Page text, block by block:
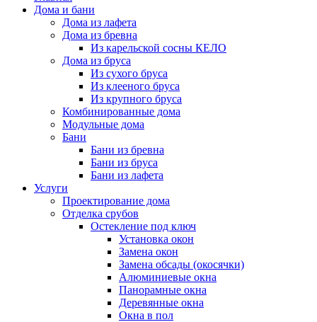
Дома и бани
Дома из лафета
Дома из бревна
Из карельской сосны КЕЛО
Дома из бруса
Из сухого бруса
Из клееного бруса
Из крупного бруса
Комбинированные дома
Модульные дома
Бани
Бани из бревна
Бани из бруса
Бани из лафета
Услуги
Проектирование дома
Отделка срубов
Остекление под ключ
Установка окон
Замена окон
Замена обсады (окосячки)
Алюминиевые окна
Панорамные окна
Деревянные окна
Окна в пол